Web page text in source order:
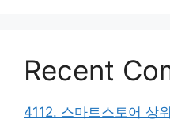
Recent
4112. 스마트스토어 상